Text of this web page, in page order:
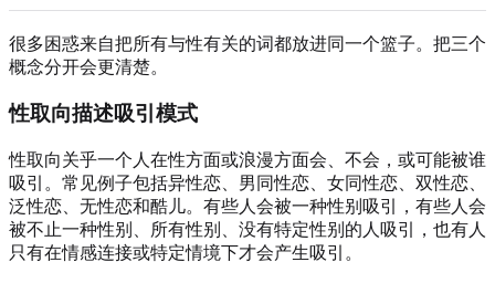
很多困惑来自把所有与性有关的词都放进同一个篮子。把三个
概念分开会更清楚。
性取向描述吸引模式
性取向关乎一个人在性方面或浪漫方面会、不会，或可能被谁
吸引。常见例子包括异性恋、男同性恋、女同性恋、双性恋、
泛性恋、无性恋和酷儿。有些人会被一种性别吸引，有些人会
被不止一种性别、所有性别、没有特定性别的人吸引，也有人
只有在情感连接或特定情境下才会产生吸引。